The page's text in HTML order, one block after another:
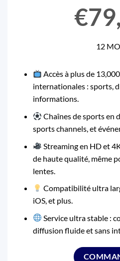
12
Accès à plus de
internationales : sports,
informations.
Chaînes de sports en
sports channels, et
Streaming en HD et
de haute qualité, même
lentes.
Compatibilité ultra
iOS, et plus.
Service ultra stable :
diffusion fluide et sans